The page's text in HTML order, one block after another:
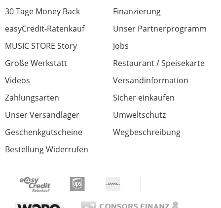
30 Tage Money Back
Finanzierung
easyCredit-Ratenkauf
Unser Partnerprogramm
MUSIC STORE Story
Jobs
Große Werkstatt
Restaurant / Speisekarte
Videos
Versandinformation
Zahlungsarten
Sicher einkaufen
Unser Versandlager
Umweltschutz
Geschenkgutscheine
Wegbeschreibung
Bestellung Widerrufen